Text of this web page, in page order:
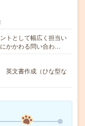
トとして幅広く担当い
かかわる問い合わ…
英文書作成（ひな型な